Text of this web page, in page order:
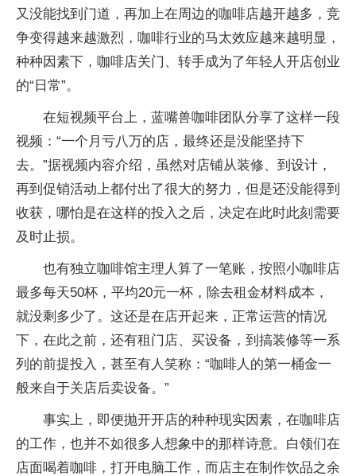
又没能找到门道，再加上在周边的咖啡店越开越多，竞
争变得越来越激烈，咖啡行业的马太效应越来越明显，
种种因素下，咖啡店关门、转手成为了年轻人开店创业
的“日常”。
在短视频平台上，蓝嘴兽咖啡团队分享了这样一段
视频：“一个月亏八万的店，最终还是没能坚持下
去。”据视频内容介绍，虽然对店铺从装修、到设计，
再到促销活动上都付出了很大的努力，但是还没能得到
收获，哪怕是在这样的投入之后，决定在此时此刻需要
及时止损。
也有独立咖啡馆主理人算了一笔账，按照小咖啡店
最多每天50杯，平均20元一杯，除去租金材料成本，
就没剩多少了。这还是在店开起来，正常运营的情况
下，在此之前，还有租门店、买设备，到搞装修等一系
列的前提投入，甚至有人笑称：“咖啡人的第一桶金一
般来自于关店后卖设备。”
事实上，即便抛开开店的种种现实因素，在咖啡店
的工作，也并不如很多人想象中的那样诗意。白领们在
店面喝着咖啡，打开电脑工作，而店主在制作饮品之余